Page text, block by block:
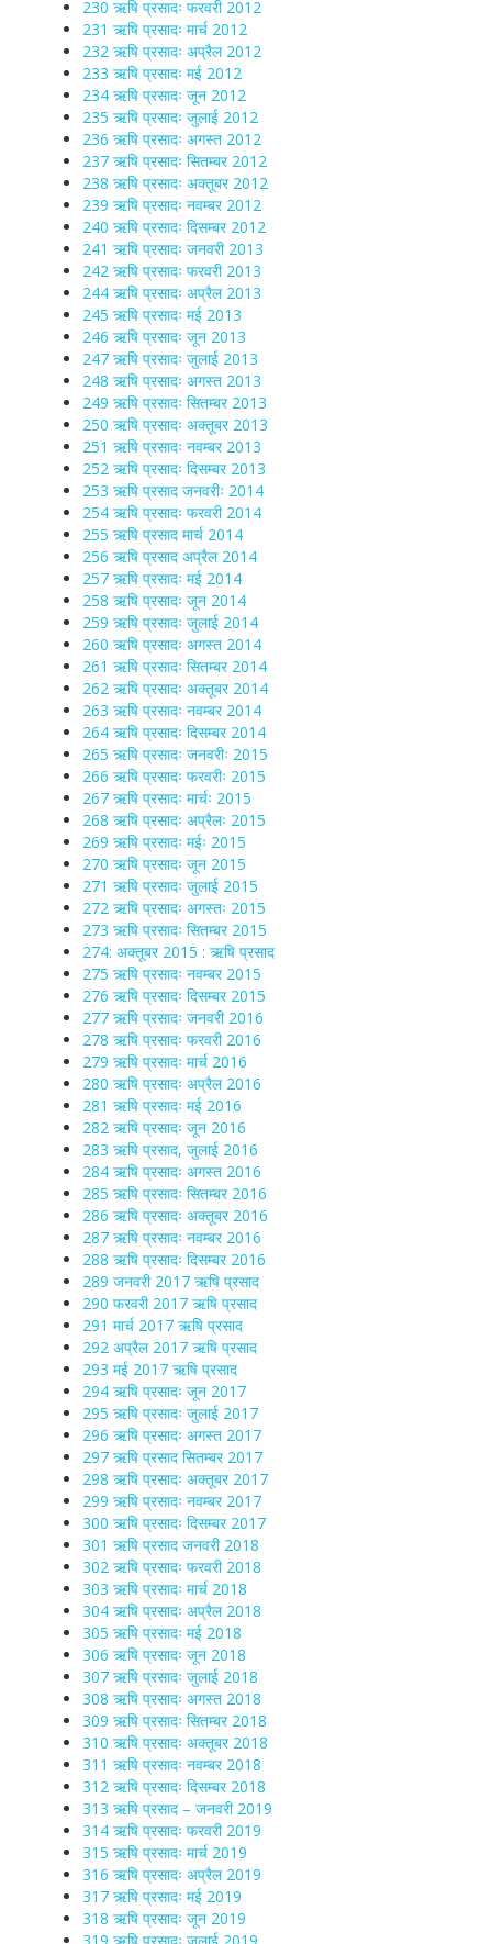
230 ऋषि प्रसादः फरवरी 2012
231 ऋषि प्रसादः मार्च 2012
232 ऋषि प्रसादः अप्रैल 2012
233 ऋषि प्रसादः मई 2012
234 ऋषि प्रसादः जून 2012
235 ऋषि प्रसादः जुलाई 2012
236 ऋषि प्रसादः अगस्त 2012
237 ऋषि प्रसादः सितम्बर 2012
238 ऋषि प्रसादः अक्तूबर 2012
239 ऋषि प्रसादः नवम्बर 2012
240 ऋषि प्रसादः दिसम्बर 2012
241 ऋषि प्रसादः जनवरी 2013
242 ऋषि प्रसादः फरवरी 2013
244 ऋषि प्रसादः अप्रैल 2013
245 ऋषि प्रसादः मई 2013
246 ऋषि प्रसादः जून 2013
247 ऋषि प्रसादः जुलाई 2013
248 ऋषि प्रसादः अगस्त 2013
249 ऋषि प्रसादः सितम्बर 2013
250 ऋषि प्रसादः अक्तूबर 2013
251 ऋषि प्रसादः नवम्बर 2013
252 ऋषि प्रसादः दिसम्बर 2013
253 ऋषि प्रसाद जनवरीः 2014
254 ऋषि प्रसादः फरवरी 2014
255 ऋषि प्रसाद मार्च 2014
256 ऋषि प्रसाद अप्रैल 2014
257 ऋषि प्रसादः मई 2014
258 ऋषि प्रसादः जून 2014
259 ऋषि प्रसादः जुलाई 2014
260 ऋषि प्रसादः अगस्त 2014
261 ऋषि प्रसादः सितम्बर 2014
262 ऋषि प्रसादः अक्तूबर 2014
263 ऋषि प्रसादः नवम्बर 2014
264 ऋषि प्रसादः दिसम्बर 2014
265 ऋषि प्रसादः जनवरीः 2015
266 ऋषि प्रसादः फरवरीः 2015
267 ऋषि प्रसादः मार्चः 2015
268 ऋषि प्रसादः अप्रैलः 2015
269 ऋषि प्रसादः मईः 2015
270 ऋषि प्रसादः जून 2015
271 ऋषि प्रसादः जुलाई 2015
272 ऋषि प्रसादः अगस्तः 2015
273 ऋषि प्रसादः सितम्बर 2015
274: अक्तूबर 2015 : ऋषि प्रसाद
275 ऋषि प्रसादः नवम्बर 2015
276 ऋषि प्रसादः दिसम्बर 2015
277 ऋषि प्रसादः जनवरी 2016
278 ऋषि प्रसादः फरवरी 2016
279 ऋषि प्रसादः मार्च 2016
280 ऋषि प्रसादः अप्रैल 2016
281 ऋषि प्रसादः मई 2016
282 ऋषि प्रसादः जून 2016
283 ऋषि प्रसाद, जुलाई 2016
284 ऋषि प्रसादः अगस्त 2016
285 ऋषि प्रसादः सितम्बर 2016
286 ऋषि प्रसादः अक्तूबर 2016
287 ऋषि प्रसादः नवम्बर 2016
288 ऋषि प्रसादः दिसम्बर 2016
289 जनवरी 2017 ऋषि प्रसाद
290 फरवरी 2017 ऋषि प्रसाद
291 मार्च 2017 ऋषि प्रसाद
292 अप्रैल 2017 ऋषि प्रसाद
293 मई 2017 ऋषि प्रसाद
294 ऋषि प्रसादः जून 2017
295 ऋषि प्रसादः जुलाई 2017
296 ऋषि प्रसादः अगस्त 2017
297 ऋषि प्रसाद सितम्बर 2017
298 ऋषि प्रसादः अक्तूबर 2017
299 ऋषि प्रसादः नवम्बर 2017
300 ऋषि प्रसादः दिसम्बर 2017
301 ऋषि प्रसाद जनवरी 2018
302 ऋषि प्रसादः फरवरी 2018
303 ऋषि प्रसादः मार्च 2018
304 ऋषि प्रसादः अप्रैल 2018
305 ऋषि प्रसादः मई 2018
306 ऋषि प्रसादः जून 2018
307 ऋषि प्रसादः जुलाई 2018
308 ऋषि प्रसादः अगस्त 2018
309 ऋषि प्रसादः सितम्बर 2018
310 ऋषि प्रसादः अक्तूबर 2018
311 ऋषि प्रसादः नवम्बर 2018
312 ऋषि प्रसादः दिसम्बर 2018
313 ऋषि प्रसाद – जनवरी 2019
314 ऋषि प्रसादः फरवरी 2019
315 ऋषि प्रसादः मार्च 2019
316 ऋषि प्रसादः अप्रैल 2019
317 ऋषि प्रसादः मई 2019
318 ऋषि प्रसादः जून 2019